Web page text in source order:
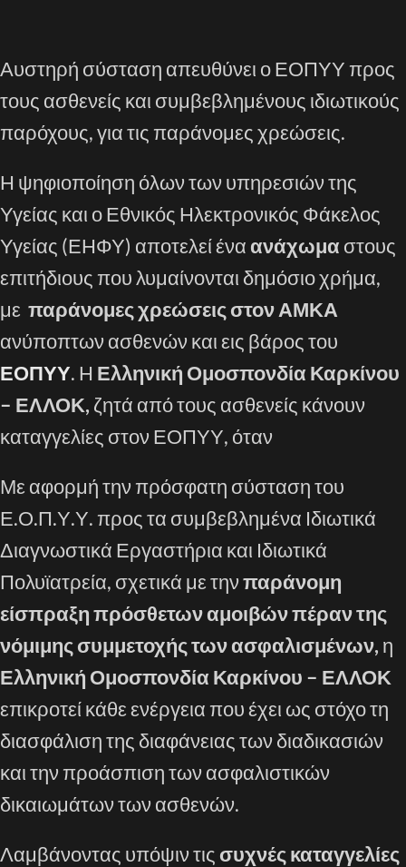
Αυστηρή σύσταση απευθύνει ο ΕΟΠΥΥ προς
τους ασθενείς και συμβεβλημένους ιδιωτικούς
παρόχους, για τις παράνομες χρεώσεις.
Η ψηφιοποίηση όλων των υπηρεσιών της
Υγείας και ο Εθνικός Ηλεκτρονικός Φάκελος
Υγείας (ΕΗΦΥ) αποτελεί ένα ανάχωμα στους
επιτήδιους που λυμαίνονται δημόσιο χρήμα,
με παράνομες χρεώσεις στον ΑΜΚΑ
ανύποπτων ασθενών και εις βάρος του
ΕΟΠΥΥ. Η Ελληνική Ομοσπονδία Καρκίνου
– ΕΛΛΟΚ, ζητά από τους ασθενείς κάνουν
καταγγελίες στον ΕΟΠΥΥ, όταν
Με αφορμή την πρόσφατη σύσταση του
Ε.Ο.Π.Υ.Υ. προς τα συμβεβλημένα Ιδιωτικά
Διαγνωστικά Εργαστήρια και Ιδιωτικά
Πολυϊατρεία, σχετικά με τηνπαράνομη
είσπραξη πρόσθετων αμοιβών πέραν της
νόμιμης συμμετοχής των ασφαλισμένων, η
Ελληνική Ομοσπονδία Καρκίνου – ΕΛΛΟΚ
επικροτεί κάθε ενέργεια που έχει ως στόχο τη
διασφάλιση της διαφάνειας των διαδικασιών
και την προάσπιση των ασφαλιστικών
δικαιωμάτων των ασθενών.
Λαμβάνοντας υπόψιν τις συχνές καταγγελίες